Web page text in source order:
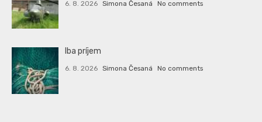
6. 8. 2026 Simona Česaná No comments
Iba príjem
6. 8. 2026 Simona Česaná No comments